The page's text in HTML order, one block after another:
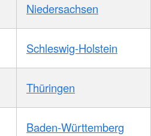
Niedersachsen
Schleswig-Holstein
Thüringen
Baden-Württemberg